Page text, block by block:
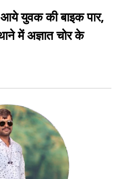
युवक की बाइक पार,
में अज्ञात चोर के